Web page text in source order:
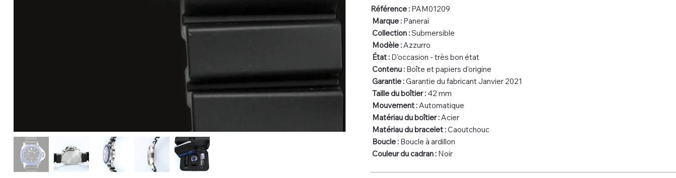
Référence :PAM01209
Marque :Panerai
Collection :Submersible
Modèle :Azzurro
État :D'occasion - très bon état
Contenu :Boîte et papiers d'origine
Garantie :Garantie du fabricant Janvier 2021
Taille du boîtier :42 mm
Mouvement :Automatique
Matériau du boîtier :Acier
Matériau du bracelet :Caoutchouc
Boucle :Boucle à ardillon
Couleur du cadran :Noir